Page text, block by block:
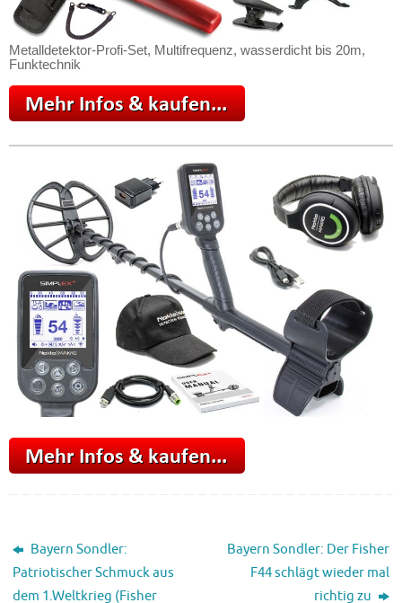
Metalldetektor-Profi-Set, Multifrequenz, wasserdicht bis 20m,
Funktechnik
Bayern Sondler:
Patriotischer Schmuck aus
dem 1.Weltkrieg (Fisher
Bayern Sondler: Der Fisher
F44 schlägt wieder mal
richtig zu